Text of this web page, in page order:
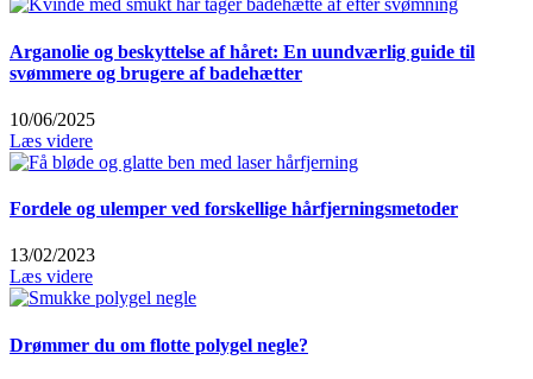
Arganolie og beskyttelse af håret: En uundværlig guide til
svømmere og brugere af badehætter
10/06/2025
Læs videre
Fordele og ulemper ved forskellige hårfjerningsmetoder
13/02/2023
Læs videre
Drømmer du om flotte polygel negle?